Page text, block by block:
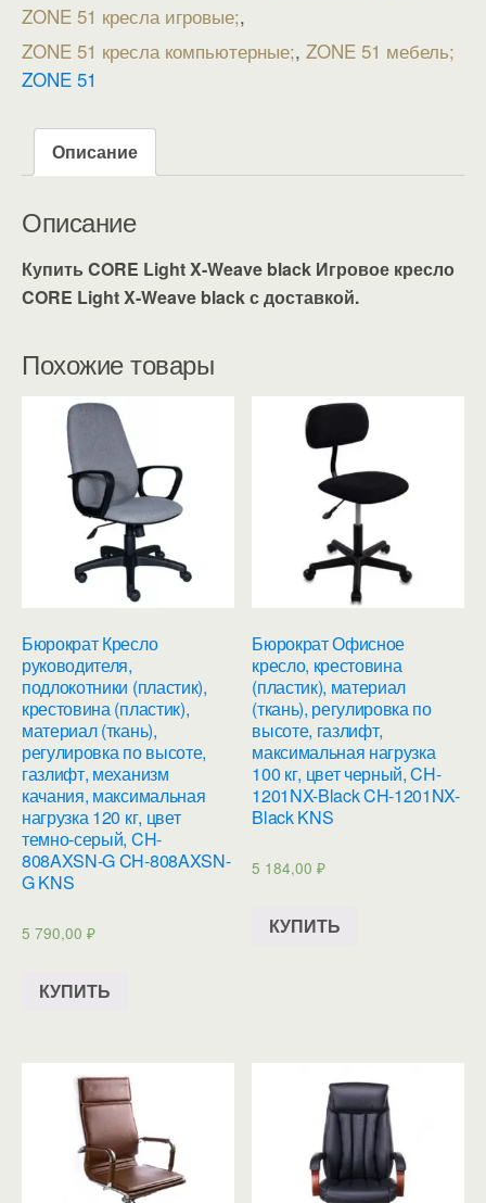
ZONE 51 кресла игровые ,
ZONE 51 кресла компьютерные , ZONE 51 мебель
ZONE 51
Описание
Описание
Купить CORE Light X-Weave black Игровое кресло
CORE Light X-Weave black с доставкой.
Похожие товары
Бюрократ Кресло
руководителя,
подлокотники (пластик),
крестовина (пластик),
материал (ткань),
регулировка по высоте,
газлифт, механизм
качания, максимальная
нагрузка 120 кг, цвет
темно-серый, CH-
808AXSN-G CH-808AXSN-
G KNS
5 790,00 ₽
КУПИТЬ
Бюрократ Офисное
кресло, крестовина
(пластик), материал
(ткань), регулировка по
высоте, газлифт,
максимальная нагрузка
100 кг, цвет черный, CH-
1201NX-Black CH-1201NX-
Black KNS
5 184,00₽
КУПИТЬ